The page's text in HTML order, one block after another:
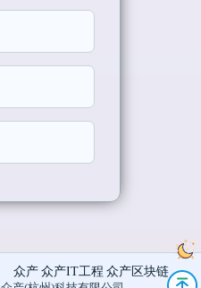
众产 众产IT工程 众产区块链